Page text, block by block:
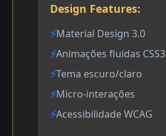
Design Features:
Material Design 3.0
Animações fluidas CSS3
Tema escuro/claro
Micro-interações
Acessibilidade WCAG